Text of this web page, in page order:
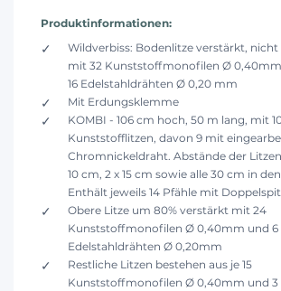
Produktinformationen:
Wildverbiss: Bodenlitze verstärkt,
mit 32 Kunststoffmonofilen Ø
16 Edelstahldrähten Ø 0,20 mm
Mit Erdungsklemme
KOMBI - 106 cm hoch, 50 m lang, mit
Kunststofflitzen, davon 9 mit
Chromnickeldraht. Abstände der
10 cm, 2 x 15 cm sowie alle 30 cm in
Enthält jeweils 14 Pfähle mit
Obere Litze um 80% verstärkt mit 24
Kunststoffmonofilen Ø 0,40mm und 6
Edelstahldrähten Ø 0,20mm
Restliche Litzen bestehen aus je 15
Kunststoffmonofilen Ø 0,40mm und 3